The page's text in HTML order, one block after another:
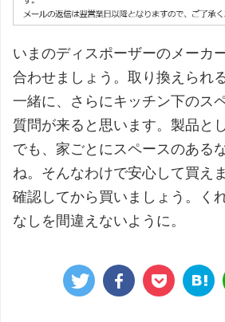
いまのディスポーザーのメーカ
合わせましょう。取り換えられ
一緒に、さらにキッチン下のス
質問が来ると思います。製品と
でも、家ごとにスペースのある
ね。そんなわけで安心して買え
確認してから買いましょう。く
なしを間違えないように。